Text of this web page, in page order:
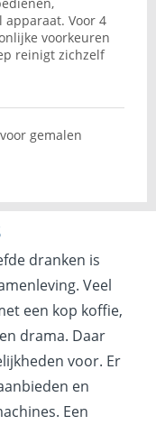
Voor 4
voorkeuren
reinigt zichzelf
gemalen
dranken is
Veel
een kop koffie,
drama. Daar
voor. Er
en
Een